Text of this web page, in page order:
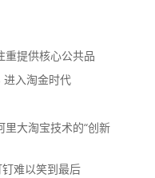
重提供核心公共品
进入淘金时代
大淘宝技术的“创新
难以笑到最后